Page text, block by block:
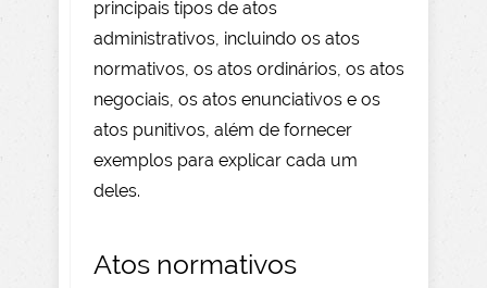
principais tipos de atos
administrativos, incluindo os atos
normativos, os atos ordinários, os atos
negociais, os atos enunciativos e os
atos punitivos, além de fornecer
exemplos para explicar cada um
deles.
Atos normativos